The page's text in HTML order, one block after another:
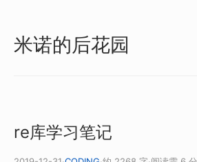
米诺的后花园
re库学习笔记